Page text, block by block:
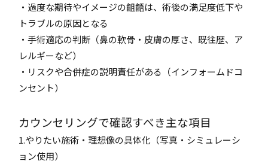
・過度な期待やイメージの齟齬は、術後の満足度低下や
トラブルの原因となる
・手術適応の判断（鼻の軟骨・皮膚の厚さ、既往歴、ア
レルギーなど）
・リスクや合併症の説明責任がある（インフォームドコ
ンセント）
カウンセリングで確認すべき主な項目
1.やりたい施術・理想像の具体化（写真・シミュレーシ
ョン使用）